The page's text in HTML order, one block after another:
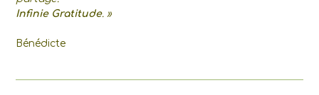
Infinie Gratitude. »
Bénédicte